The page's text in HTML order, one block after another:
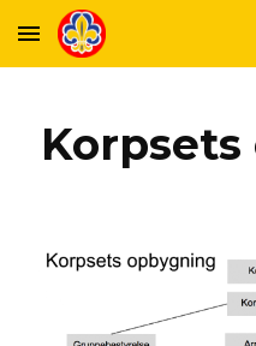
Skip to main content